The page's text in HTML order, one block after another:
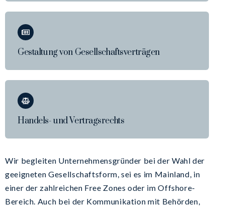
Gestaltung von Gesellschaftsverträgen
Handels- und Vertragsrechts
Wir begleiten Unternehmensgründer bei der Wahl der
geeigneten Gesellschaftsform, sei es im Mainland, in
einer der zahlreichen Free Zones oder im Offshore-
Bereich. Auch bei der Kommunikation mit Behörden,